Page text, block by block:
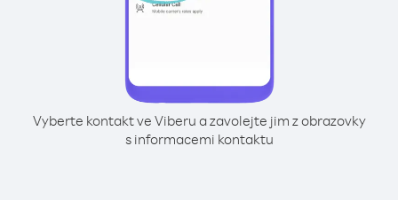
Vyberte kontakt ve Viberu a zavolejte jim z obrazovky
s informacemi kontaktu